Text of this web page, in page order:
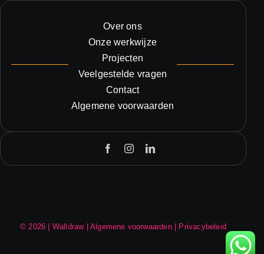
Over ons
Onze werkwijze
Projecten
Veelgestelde vragen
Contact
Algemene voorwaarden
© 2026 | Walldraw | Algemene voorwaarden | Privacybeleid